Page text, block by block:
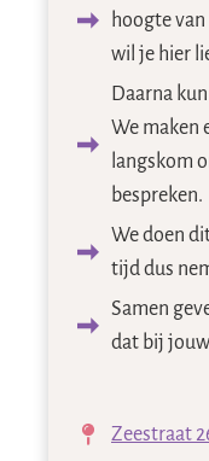
hoogte
wil je hier
Daarna
We maken
langskom
bespreken.
We doen
tijd dus
Samen
dat bij
Zeestraat